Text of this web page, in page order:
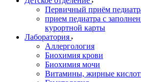
Первичный приём
прием педиатра с
курортной карты
Лаборатория
Аллергология
Биохимия крови
Биохимия мочи
Витамины, жирные